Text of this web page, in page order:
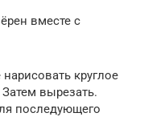
вместе с
круглое
вырезать.
последующего